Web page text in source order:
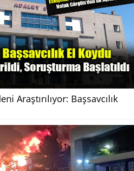
Araştırılıyor: Başsavcılık